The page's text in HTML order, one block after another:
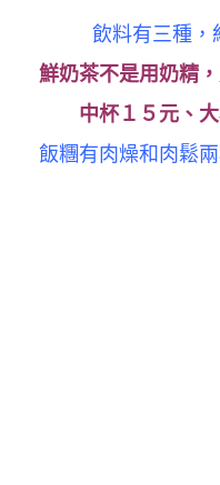
飲料有三種，
鮮奶茶不是用奶精
中杯１５元、
飯糰有肉燥和肉鬆